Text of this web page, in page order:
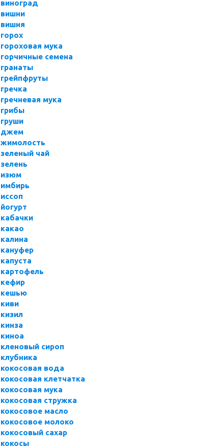
виноград
вишни
вишня
горох
гороховая мука
горчичные семена
гранаты
грейпфруты
гречка
гречневая мука
грибы
груши
джем
жимолость
зеленый чай
зелень
изюм
имбирь
иссоп
йогурт
кабачки
какао
калина
кануфер
капуста
картофель
кефир
кешью
киви
кизил
кинза
киноа
кленовый сироп
клубника
кокосовая вода
кокосовая клетчатка
кокосовая мука
кокосовая стружка
кокосовое масло
кокосовое молоко
кокосовый сахар
кокосы